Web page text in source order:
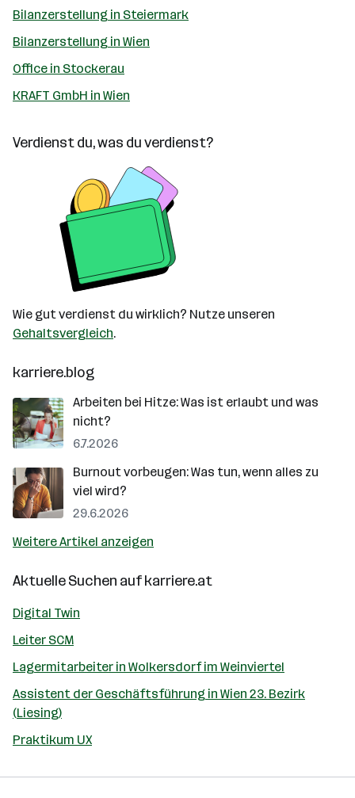
Bilanzerstellung in Steiermark
Bilanzerstellung in Wien
Office in Stockerau
KRAFT GmbH in Wien
Verdienst du, was du verdienst?
Wie gut verdienst du wirklich? Nutze unseren
Gehaltsvergleich.
karriere.blog
Arbeiten bei Hitze: Was ist erlaubt und was
nicht?
6.7.2026
Burnout vorbeugen: Was tun, wenn alles zu
viel wird?
29.6.2026
Weitere Artikel anzeigen
Aktuelle Suchen aufkarriere.at
Digital Twin
Leiter SCM
Lagermitarbeiter in Wolkersdorf im Weinviertel
Assistent der Geschäftsführung in Wien 23. Bezirk
(Liesing)
Praktikum UX